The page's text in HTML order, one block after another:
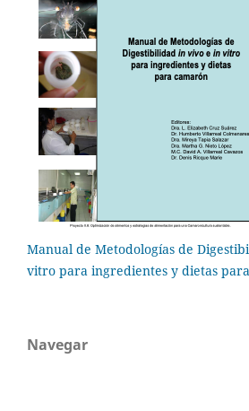
Manual de Metodologías de
vitro para ingredientes y dietas
Navegar